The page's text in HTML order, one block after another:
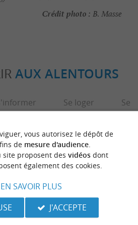
Crédit photo : B. Masse
AUX ALENTOURS
Se loger Se
vous autorisez le dépôt de
de mesure d'audience.
site proposent des vidéosdont
également des cookies.
EN SAVOIR PLUS
J'ACCEPTE